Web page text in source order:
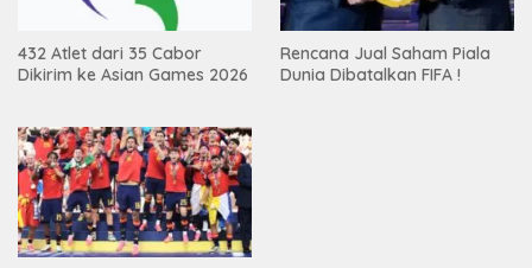
432 Atlet dari 35 Cabor
Dikirim ke Asian Games 2026
Rencana Jual Saham Piala
Dunia Dibatalkan FIFA !